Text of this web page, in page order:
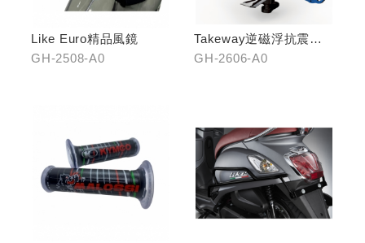
Like Euro精品風鏡
GH-2508-A0
Takeway逆磁浮抗震手
機架
GH-2606-A0